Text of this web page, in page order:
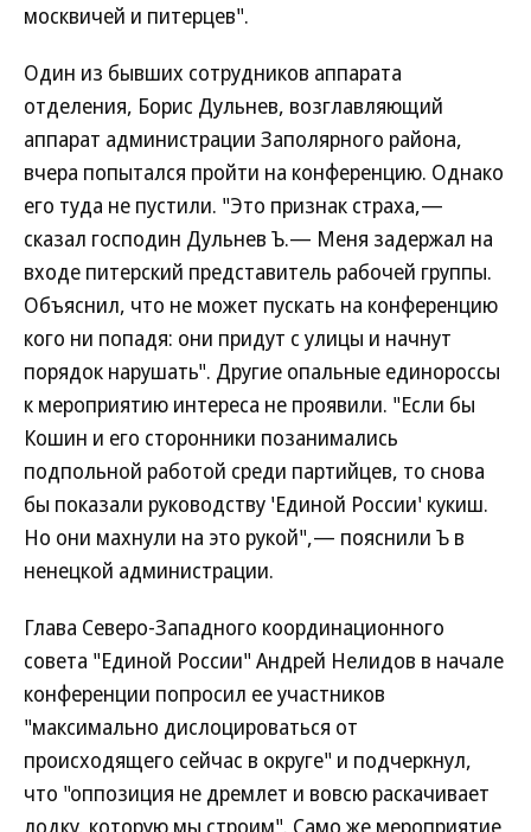
москвичей и питерцев".
Один из бывших сотрудников аппарата
отделения, Борис Дульнев, возглавляющий
аппарат администрации Заполярного района,
вчера попытался пройти на конференцию. Однако
его туда не пустили. "Это признак страха,—
сказал господин Дульнев Ъ.— Меня задержал на
входе питерский представитель рабочей группы.
Объяснил, что не может пускать на конференцию
кого ни попадя: они придут с улицы и начнут
порядок нарушать". Другие опальные единороссы
к мероприятию интереса не проявили. "Если бы
Кошин и его сторонники позанимались
подпольной работой среди партийцев, то снова
бы показали руководству 'Единой России' кукиш.
Но они махнули на это рукой",— пояснили Ъ в
ненецкой администрации.
Глава Северо-Западного координационного
совета "Единой России" Андрей Нелидов в начале
конференции попросил ее участников
"максимально дислоцироваться от
происходящего сейчас в округе" и подчеркнул,
что "оппозиция не дремлет и вовсю раскачивает
лодку, которую мы строим". Само же мероприятие